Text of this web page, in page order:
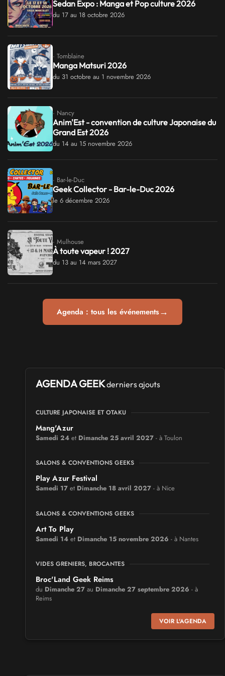
Sedan Expo : Manga et Pop culture 2026
du 17 au 18 octobre 2026
· Tomblaine
Manga Matsuri 2026
du 31 octobre au 1 novembre 2026
· Nancy
Anim'Est - convention de culture Japonaise du
Grand Est 2026
du 14 au 15 novembre 2026
· Bar-le-Duc
Geek Collector - Bar-le-Duc 2026
le 6 décembre 2026
· Mulhouse
À toute vapeur ! 2027
du 13 au 14 mars 2027
Agenda : tous les événements→
AGENDA GEEKderniers ajouts
CULTURE JAPONAISE ET OTAKU
Mang'Azur
Samedi 24 et Dimanche 25 avril 2027 - à Toulon
SALONS & CONVENTIONS GEEKS
Play Azur Festival
Samedi 17 et Dimanche 18 avril 2027 - à Nice
SALONS & CONVENTIONS GEEKS
Art To Play
Samedi 14 et Dimanche 15 novembre 2026 - à Nantes
VIDES GRENIERS, BROCANTES
Broc'Land Geek Reims
du Dimanche 27 au Dimanche 27 septembre 2026 - à
Reims
MangAnime
VOIR L'AGENDA